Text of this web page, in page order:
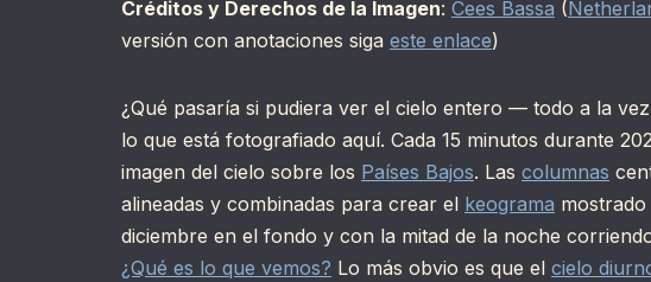
Créditos y Derechos de la Imagen: Cees Bassa (
versión con anotaciones siga este enlace)
¿Qué pasaría si pudiera ver el cielo entero — todo a la
lo que está fotografiado aquí. Cada 15 minutos durante
imagen del cielo sobre los Países Bajos. Las columnas
alineadas y combinadas para crear el keograma
diciembre en el fondo y con la mitad de la noche
¿Qué es lo que vemos? Lo más obvio es que el cielo